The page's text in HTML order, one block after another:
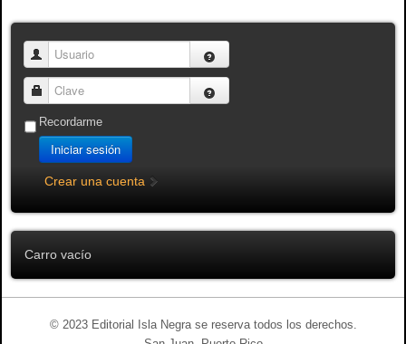
Usuario
Clave
Recordarme
Iniciar sesión
Crear una cuenta
Carro vacío
© 2023 Editorial Isla Negra se reserva todos los derechos.